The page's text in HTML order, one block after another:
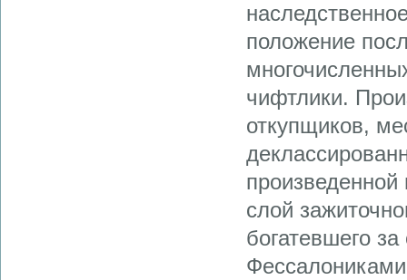
положение
чифтлики.
откупщиков,
слой
богатевшего